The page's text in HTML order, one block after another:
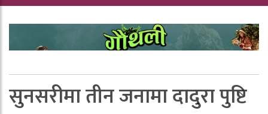
सुनसरीमा तीन जनामा दादुरा पुष्टि